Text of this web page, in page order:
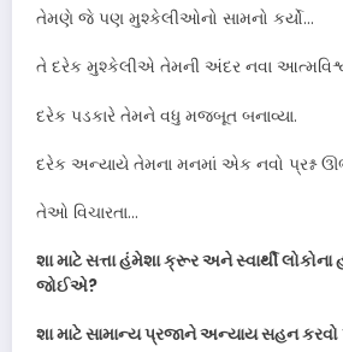
તેમણે જે પણ મુશ્કેલીઓનો સામનો કર્યો…
તે દરેક મુશ્કેલીએ તેમની અંદર નવા
દરેક પડકારે તેમને વધુ મજબૂત બનાવ્યા.
દરેક અન્યાયે તેમના મનમાં એક નવો પ્રશ્ન
તેઓ વિચારતા…
શા માટે સત્તા હંમેશા ક્રૂર અને સ્વાર્થી લોકોના
જોઈએ?
શા માટે સામાન્ય પ્રજાને અન્યાય સહન કરવો